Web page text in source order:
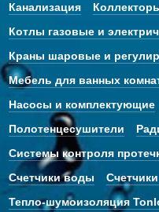
Канализация
Котлы газовые и
Краны шаровые и
Мебель для ванных
Насосы и комплектующие
Полотенцесушители
Системы контроля
Счетчики воды
Счетчики
Тепло-шумоизоляция